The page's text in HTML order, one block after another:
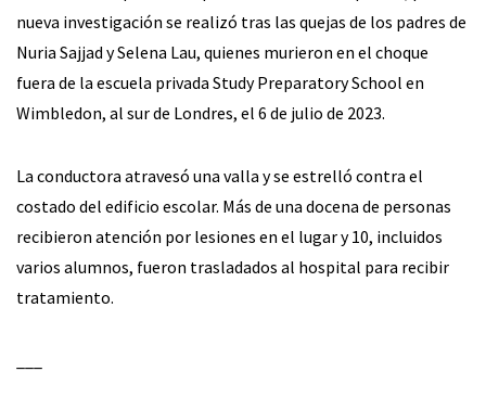
nueva investigación se realizó tras las quejas de los padres de
Nuria Sajjad y Selena Lau, quienes murieron en el choque
fuera de la escuela privada Study Preparatory School en
Wimbledon, al sur de Londres, el 6 de julio de 2023.
La conductora atravesó una valla y se estrelló contra el
costado del edificio escolar. Más de una docena de personas
recibieron atención por lesiones en el lugar y 10, incluidos
varios alumnos, fueron trasladados al hospital para recibir
tratamiento.